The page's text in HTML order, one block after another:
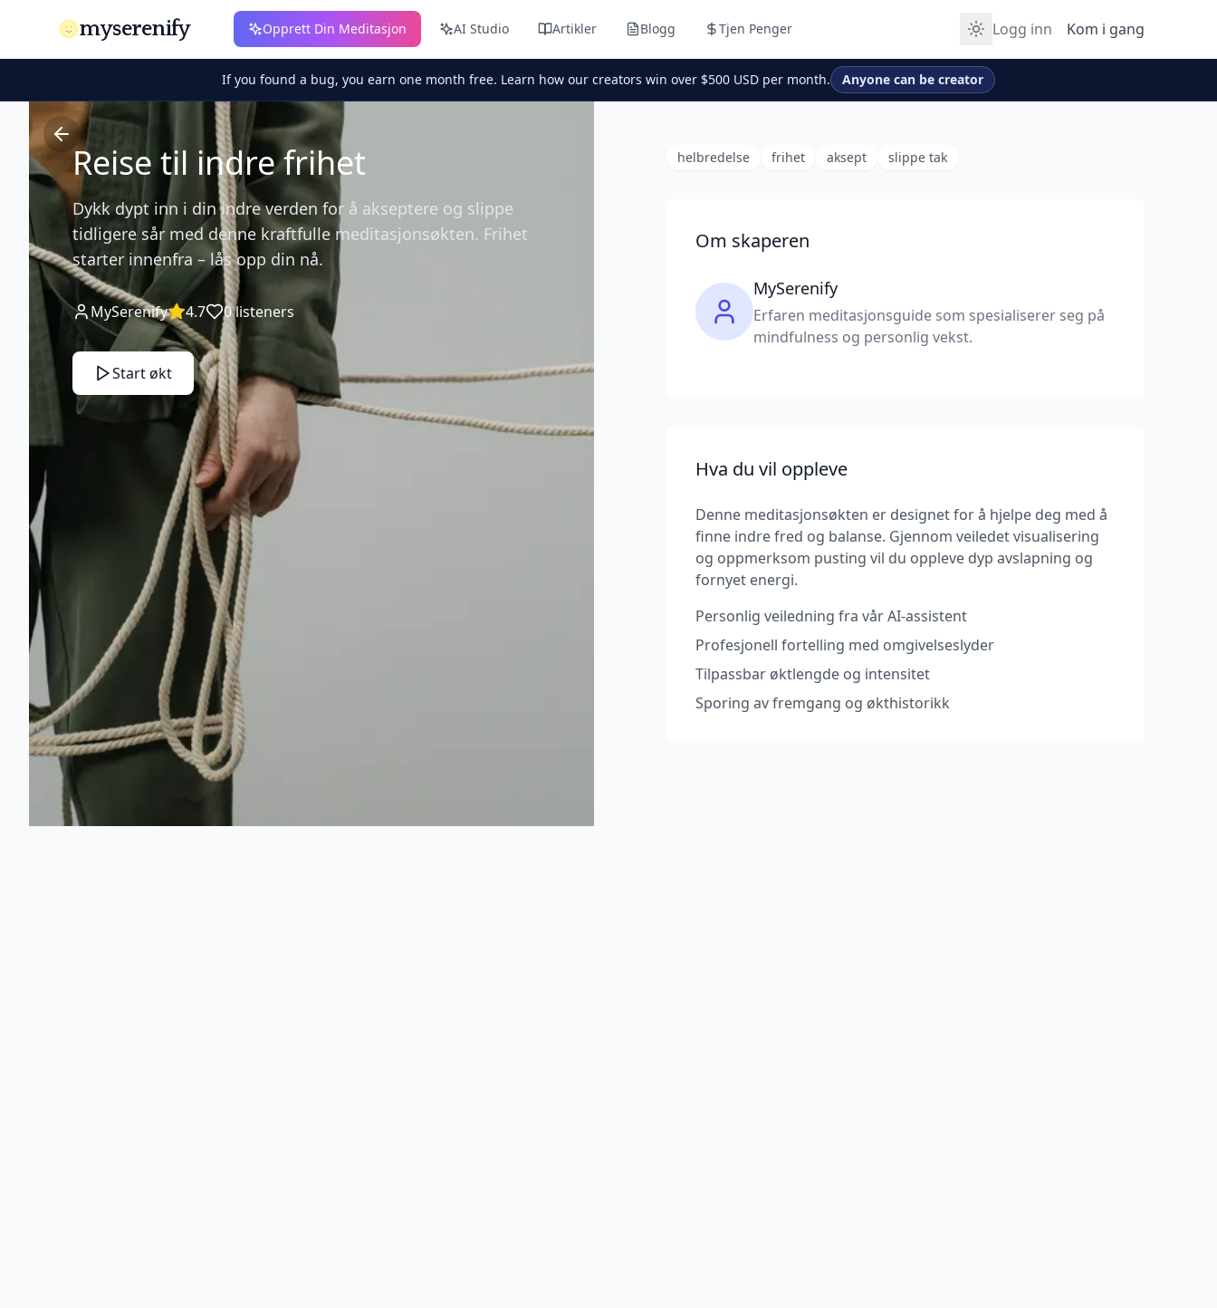
myserenify Opprett Din Meditasjon AI Studio Artikler Blogg Tjen Penger Logg inn Kom i gang
If you found a bug, you earn one month free. Learn how our creators win over $500 USD per month. Anyone can be creator
Reise til indre frihet
Dykk dypt inn i din indre verden for å akseptere og slippe
tidligere sår med denne kraftfulle meditasjonsøkten. Frihet
starter innenfra – lås opp din nå.
MySerenify 4.7 0listeners
Start økt
helbredelse frihet aksept slippe tak
Om skaperen
MySerenify
Erfaren meditasjonsguide som spesialiserer seg på
mindfulness og personlig vekst.
Hva du vil oppleve
Denne meditasjonsøkten er designet for å hjelpe deg med å
finne indre fred og balanse. Gjennom veiledet visualisering
og oppmerksom pusting vil du oppleve dyp avslapning og
fornyet energi.
Personlig veiledning fra vår AI-assistent
Profesjonell fortelling med omgivelseslyder
Tilpassbar øktlengde og intensitet
Sporing av fremgang og økthistorikk